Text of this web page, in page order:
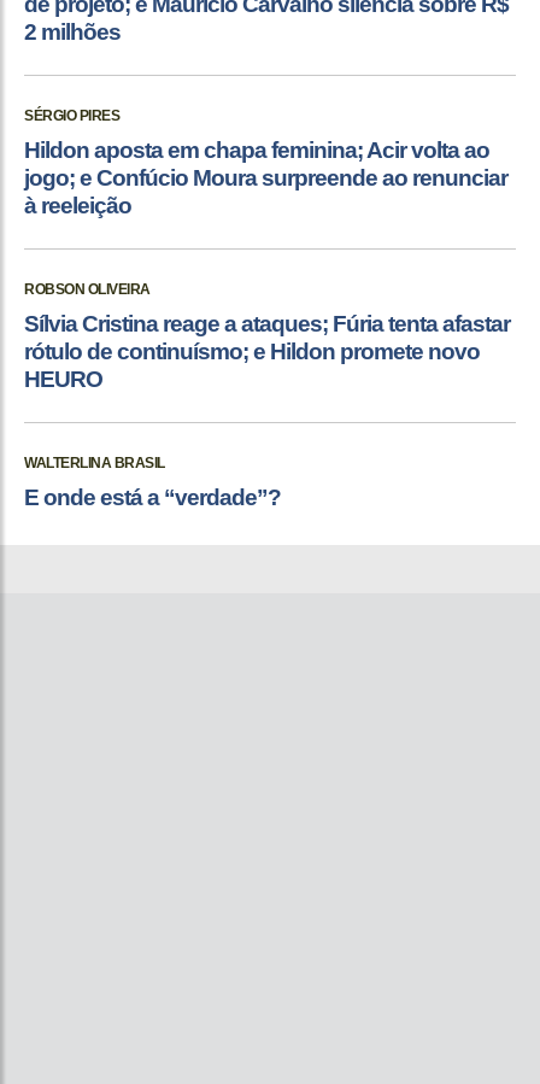
2 milhões
SÉRGIO PIRES
Hildon aposta em chapa feminina; Acir volta ao
jogo; e Confúcio Moura surpreende ao renunciar
à reeleição
ROBSON OLIVEIRA
Sílvia Cristina reage a ataques; Fúria tenta afastar
rótulo de continuísmo; e Hildon promete novo
HEURO
WALTERLINA BRASIL
E onde está a “verdade”?